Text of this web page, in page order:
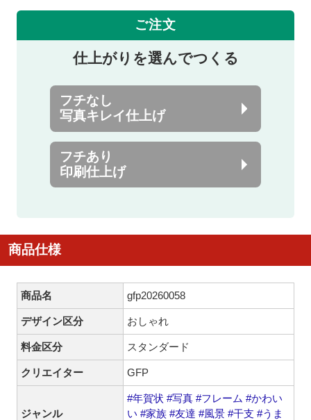
ご注文
仕上がりを選んでつくる
フチなし
写真キレイ仕上げ
フチあり
印刷仕上げ
商品仕様
商品名 gfp20260058
デザイン区分 おしゃれ
料金区分 スタンダード
クリエイター GFP
ジャンル
#年賀状 #写真 #フレーム #かわい
い #家族 #友達 #風景 #干支 #うま